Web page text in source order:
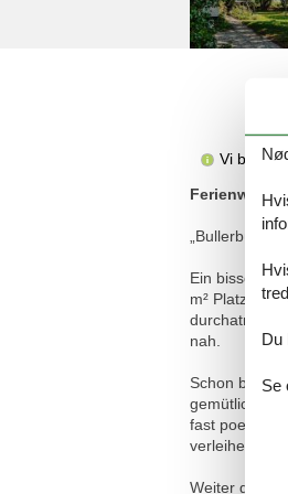
Vi
„Bullerbü“ –
Ein bisschen
m² Platz für
durchatmet.
nah.
Schon beim
gemütlichen
fast
verleihen.
Weiter geht
Du
Se